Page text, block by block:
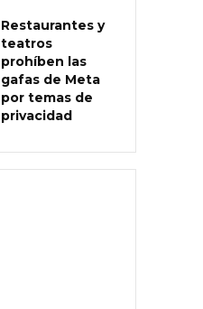
Restaurantes y
teatros
prohíben las
gafas de Meta
por temas de
privacidad